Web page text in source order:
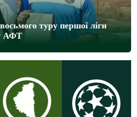
туру першої ліги
АФТ